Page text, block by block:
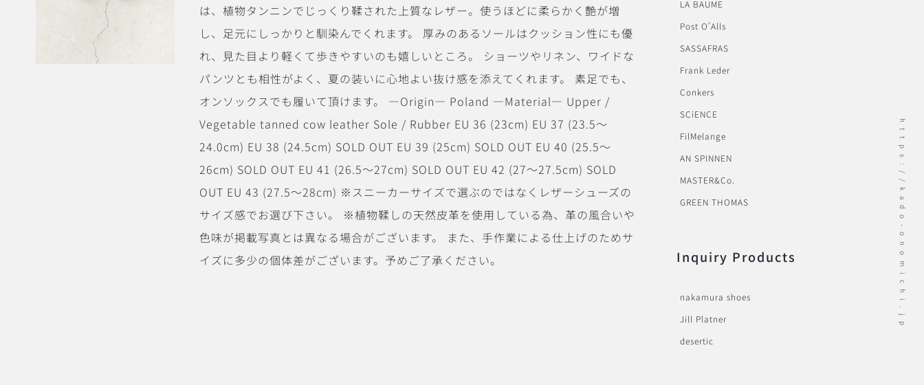
は、植物タンニンでじっくり鞣された上質なレザー。使うほどに柔らかく艶が増
し、足元にしっかりと馴染んでくれます。 厚みのあるソールはクッション性にも優
れ、見た目より軽くて歩きやすいのも嬉しいところ。 ショーツやリネン、ワイドな
パンツとも相性がよく、夏の装いに心地よい抜け感を添えてくれます。 素足でも、
オンソックスでも履いて頂けます。 ―Origin― Poland ―Material― Upper /
Vegetable tanned cow leather Sole / Rubber EU 36 (23cm) EU 37 (23.5〜
24.0cm) EU 38 (24.5cm) SOLD OUT EU 39 (25cm) SOLD OUT EU 40 (25.5〜
26cm) SOLD OUT EU 41 (26.5〜27cm) SOLD OUT EU 42 (27〜27.5cm) SOLD
OUT EU 43 (27.5〜28cm) ※スニーカーサイズで選ぶのではなくレザーシューズの
サイズ感でお選び下さい。 ※植物鞣しの天然皮革を使用している為、革の風合いや
色味が掲載写真とは異なる場合がございます。 また、手作業による仕上げのためサ
イズに多少の個体差がございます。予めご了承ください。
LA BAUME
Post O’Alls
SASSAFRAS
Frank Leder
Conkers
SCiENCE
FilMelange
AN SPINNEN
MASTER&Co.
GREEN THOMAS
Inquiry Products
nakamura shoes
Jill Platner
desertic
https://kado-onomichi.jp